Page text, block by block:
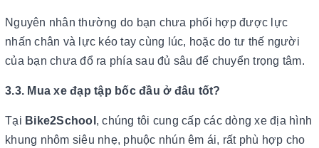
Nguyên nhân thường do bạn chưa phối hợp được lực
nhấn chân và lực kéo tay cùng lúc, hoặc do tư thế người
của bạn chưa đổ ra phía sau đủ sâu để chuyển trọng tâm.
3.3. Mua xe đạp tập bốc đầu ở đâu tốt?
Tại Bike2School , chúng tôi cung cấp các dòng xe địa hình
khung nhôm siêu nhẹ, phuộc nhún êm ái, rất phù hợp cho